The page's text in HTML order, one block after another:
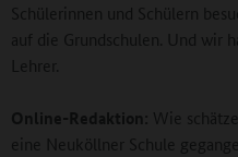
Schülerinnen und Schülern
auf die Grundschulen. Und wir
Lehrer.
Online-Redaktion: Wie
eine Neuköllner Schule